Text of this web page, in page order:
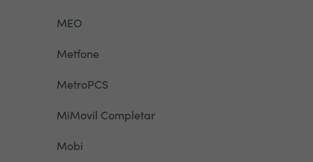
MEO
Metfone
MetroPCS
MiMovil Completar
Mobi